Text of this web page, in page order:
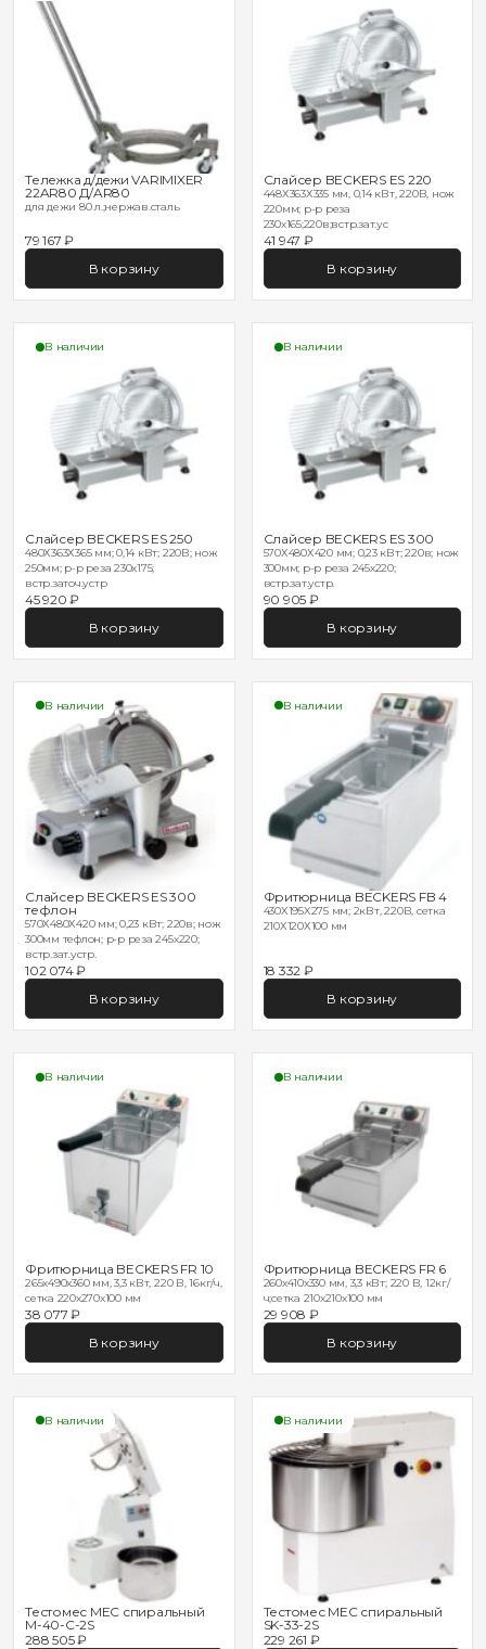
Тележка д/дежи VARIMIXER
22AR80 Д/AR80
для дежи 80 л.;нержав.сталь
79 167 ₽
В корзину
Слайсер BECKERS ES 220
448Х363Х335 мм, 0,14 кВт, 220В, нож
220мм; р-р реза
230х165;220в;встр.зат.ус
41 947 ₽
В корзину
В наличии
Слайсер BECKERS ES 250
480Х363Х365 мм; 0,14 кВт; 220В; нож
250мм; р-р реза 230х175;
встр.заточ.устр
45 920 ₽
В корзину
В наличии
Слайсер BECKERS ES 300
570Х480Х420 мм; 0,23 кВт; 220в; нож
300мм; р-р реза 245х220;
встр.зат.устр.
90 905 ₽
В корзину
В наличии
Слайсер BECKERS ES 300
тефлон
570Х480Х420 мм; 0,23 кВт; 220в; нож
300мм тефлон; р-р реза 245х220;
встр.зат.устр.
102 074 ₽
В корзину
В наличии
Фритюрница BECKERS FB 4
430X195X275 мм; 2кВт, 220В, сетка
210Х120Х100 мм
18 332 ₽
В корзину
В наличии
Фритюрница BECKERS FR 10
265x490x360 мм, 3,3 кВт, 220 В, 16кг/ч,
сетка 220х270х100 мм
38 077 ₽
В корзину
В наличии
Фритюрница BECKERS FR 6
260x410x330 мм, 3,3 кВт; 220 В, 12кг/
ч;сетка 210х210х100 мм
29 908 ₽
В корзину
В наличии
Тестомес MEC спиральный
M-40-C-2S
288 505 ₽
В наличии
Тестомес MEC спиральный
SK-33-2S
229 261 ₽